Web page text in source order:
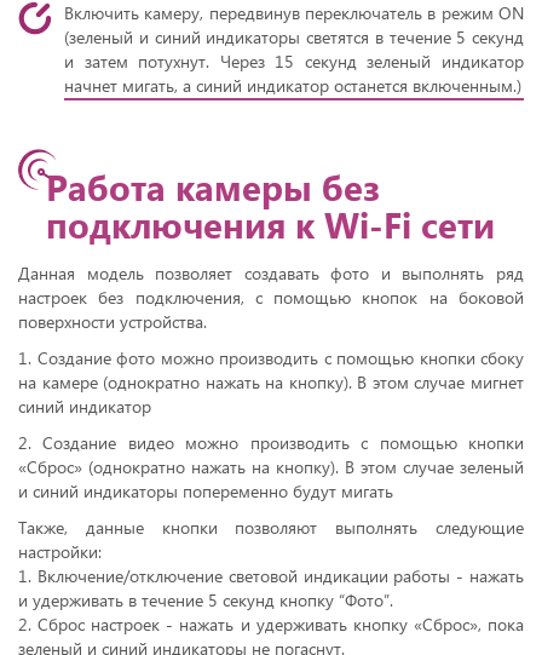
Включить камеру, передвинув переключатель в режим ON
(зеленый и синий индикаторы светятся в течение 5 секунд
и затем потухнут. Через 15 секунд зеленый индикатор
начнет мигать, а синий индикатор останется включенным.)
Работа камеры без
подключения к Wi-Fi сети
Данная модель позволяет создавать фото и выполнять ряд
настроек без подключения, с помощью кнопок на боковой
поверхности устройства.
1. Создание фото можно производить с помощью кнопки сбоку
на камере (однократно нажать на кнопку). В этом случае мигнет
синий индикатор
2. Создание видео можно производить с помощью кнопки
«Сброс» (однократно нажать на кнопку). В этом случае зеленый
и синий индикаторы попеременно будут мигать
Также, данные кнопки позволяют выполнять следующие
настройки:
1. Включение/отключение световой индикации работы - нажать
и удерживать в течение 5 секунд кнопку “Фото”.
2. Сброс настроек - нажать и удерживать кнопку «Сброс», пока
зеленый и синий индикаторы не погаснут.